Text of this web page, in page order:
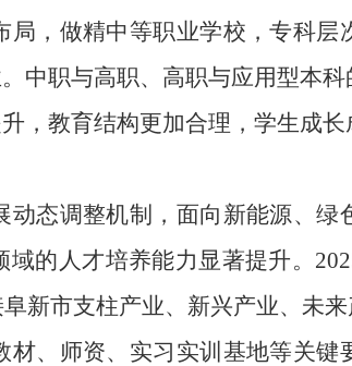
， 做精中等职业学校，专科层
中职与高职、高职与应用型本科
，教育结构更加合理 ， 学生成长
动态调整机制，面向新能源、绿
域的人才培养能力 显著提升。
新市支柱产业、 新兴产业、未
材、师资、实习实训基地等关键